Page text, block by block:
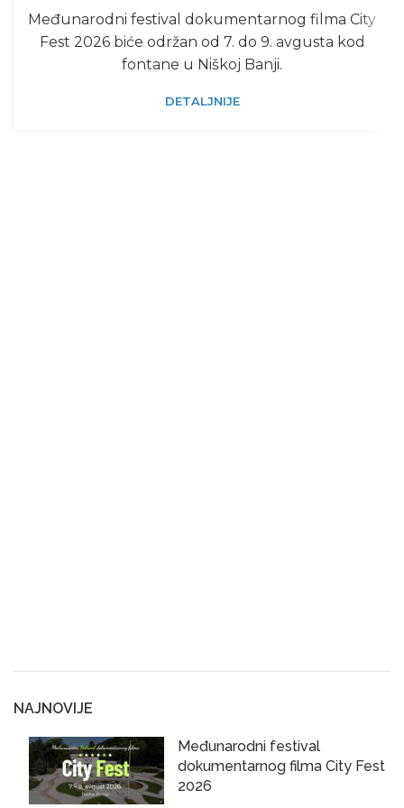
Međunarodni festival dokumentarnog filma City
Fest 2026 biće održan od 7. do 9. avgusta kod
fontane u Niškoj Banji.
DETALJNIJE
NAJNOVIJE
Međunarodni festival
dokumentarnog filma City Fest
2026